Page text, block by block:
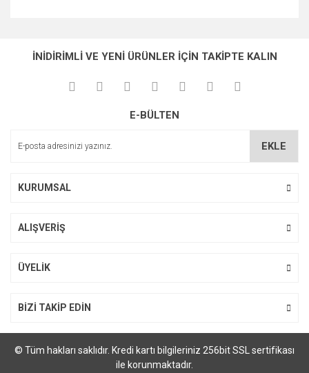
Yorum Yaz
kullanarak tarafımıza iletebilirsiniz.
Görüş ve önerileriniz için teşekkür ederiz.
Ürün açıklamasında eksik bilgiler bulunuyor.
İNİDİRİMLİ VE YENİ ÜRÜNLER İÇİN TAKİPTE KALIN
E-BÜLTEN
EKLE
KURUMSAL
ALIŞVERİŞ
ÜYELİK
BİZİ TAKİP EDİN
© Tüm hakları saklıdır. Kredi kartı bilgileriniz 256bit SSL sertifikası
ile korunmaktadır.